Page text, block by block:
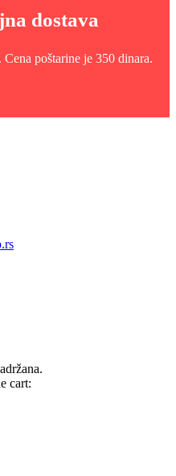
dostava
poštarine je 350 dinara.
cart: